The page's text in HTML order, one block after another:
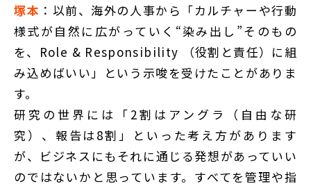
塚本 ：以前、海外の人事から「カルチャーや行動
様式が自然に広がっていく“染み出し”そのもの
を、Role & Responsibility （役割と責任）に組
み込めばいい」という示唆を受けたことがありま
す。
研究の世界には「2割はアングラ（自由な研
究）、報告は8割」といった考え方があります
が、ビジネスにもそれに通じる発想があっていい
のではないかと思っています。すべてを管理や指